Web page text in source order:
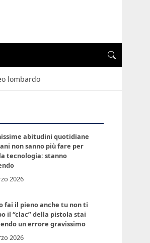
lombardo
abitudini quotidiane
non sanno più fare per
tecnologia: stanno
2026
fai il pieno anche tu non ti
il “clac” della pistola stai
un errore gravissimo
2026